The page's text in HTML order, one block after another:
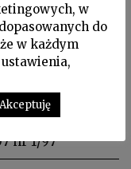
97
nr 1/97
w
do
w każdym
Akceptuję